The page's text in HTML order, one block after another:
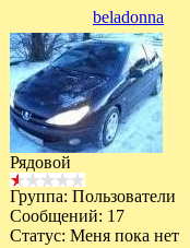
beladonna
Рядовой
Группа: Пользователи
Сообщений: 17
Статус: Меня пока нет